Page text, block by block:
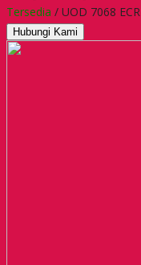
Tersedia / UOD 7068 ECR
Hubungi Kami